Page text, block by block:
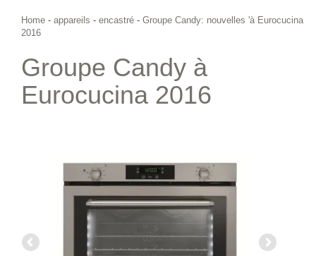
Home - appareils - encastré - Groupe Candy: nouvelles 'à Eurocucina
2016
Groupe Candy à
Eurocucina 2016